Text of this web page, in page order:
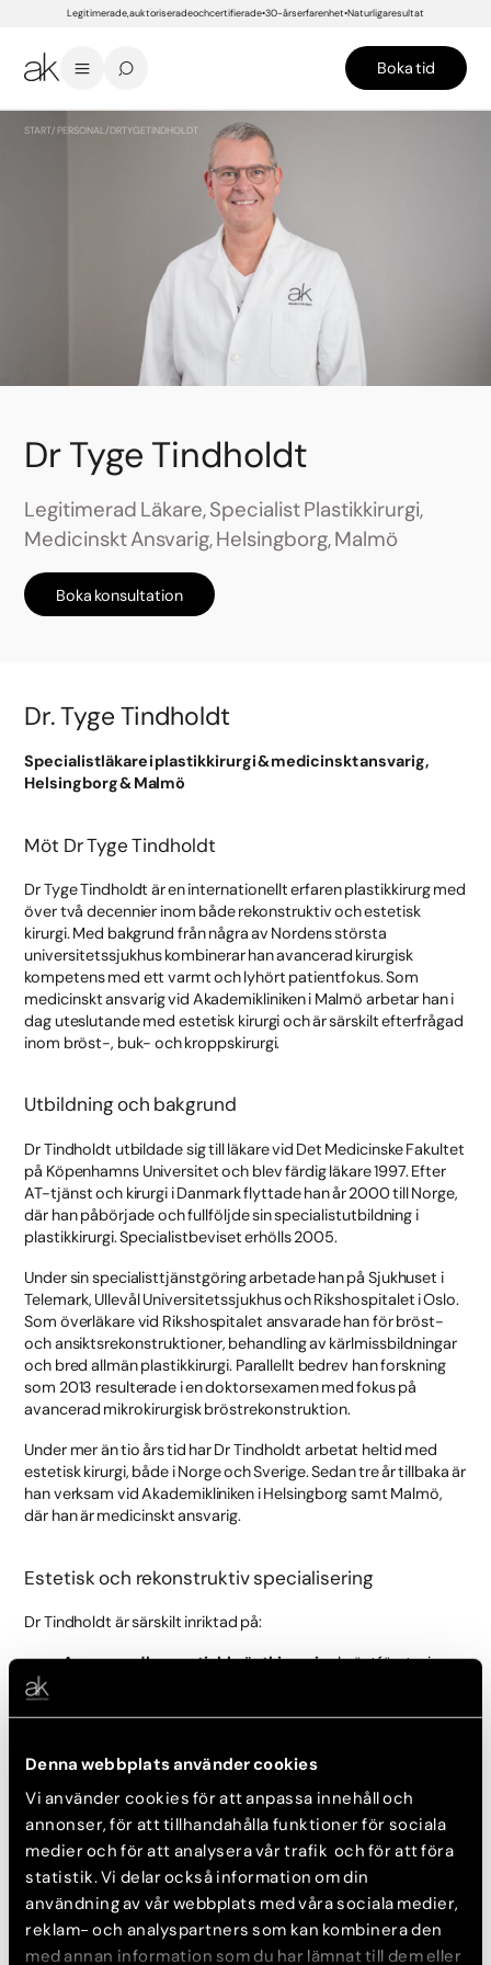
Denna webbplats använder cookies
Vi använder cookies för att anpassa innehåll och
annonser, för att tillhandahålla funktioner för sociala
medier och för att analysera vår trafik och för att föra
statistik. Vi delar också information om din
användning av vår webbplats med våra sociala medier,
reklam- och analyspartners som kan kombinera den
med annan information som du har lämnat till dem eller
Legitimerade, auktoriserade och certifierade 30-års erfarenhet Naturliga resultat
Boka tid
START/PERSONAL/DR TYGE TINDHOLDT
Dr Tyge Tindholdt
Legitimerad Läkare, Specialist Plastikkirurgi,
Medicinskt Ansvarig, Helsingborg, Malmö
Boka konsultation
Dr. Tyge Tindholdt
Specialistläkare i plastikkirurgi & medicinskt ansvarig,
Helsingborg & Malmö
Möt Dr Tyge Tindholdt
Dr Tyge Tindholdt är en internationellt erfaren plastikkirurg med
över två decennier inom både rekonstruktiv och estetisk
kirurgi. Med bakgrund från några av Nordens största
universitetssjukhus kombinerar han avancerad kirurgisk
kompetens med ett varmt och lyhört patientfokus. Som
medicinskt ansvarig vid Akademikliniken i Malmö arbetar han i
dag uteslutande med estetisk kirurgi och är särskilt efterfrågad
inom bröst-, buk- och kroppskirurgi.
Utbildning och bakgrund
Dr Tindholdt utbildade sig till läkare vid Det Medicinske Fakultet
på Köpenhamns Universitet och blev färdig läkare 1997. Efter
AT-tjänst och kirurgi i Danmark flyttade han år 2000 till Norge,
där han påbörjade och fullföljde sin specialistutbildning i
plastikkirurgi. Specialistbeviset erhölls 2005.
Under sin specialisttjänstgöring arbetade han på Sjukhuset i
Telemark, Ullevål Universitetssjukhus och Rikshospitalet i Oslo.
Som överläkare vid Rikshospitalet ansvarade han för bröst-
och ansiktsrekonstruktioner, behandling av kärlmissbildningar
och bred allmän plastikkirurgi. Parallellt bedrev han forskning
som 2013 resulterade i en doktorsexamen med fokus på
avancerad mikrokirurgisk bröstrekonstruktion.
Under mer än tio års tid har Dr Tindholdt arbetat heltid med
estetisk kirurgi, både i Norge och Sverige. Sedan tre år tillbaka är
han verksam vid Akademikliniken i Helsingborg samt Malmö,
där han är medicinskt ansvarig.
Estetisk och rekonstruktiv specialisering
Dr Tindholdt är särskilt inriktad på:
Avancerad kosmetisk bröstkirurgi— bröstförstoring,
Bukplastik— inklusive cirkumferent bukplastik och
Kroppskirurgi efter stor viktnedgång
lårplastik, BH-bandsplastik
Fettsugning
Ögonlockskirurgiochöronplastik
Hans långa erfarenhet inom rekonstruktiv mikrokirurgi ger
ytterligare precision och säkerhet i hans estetiska arbete.